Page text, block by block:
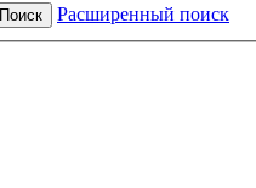
Поиск Расширенный поиск